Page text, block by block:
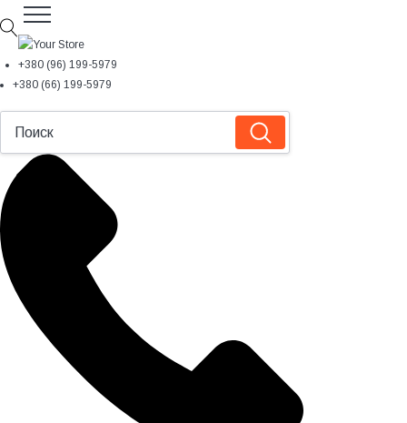
+380 (96) 199-5979
+380 (66) 199-5979